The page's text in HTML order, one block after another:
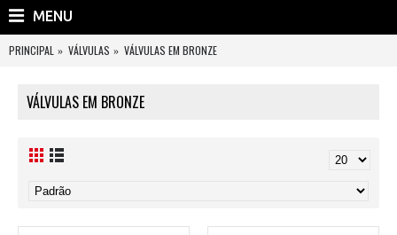
MENU
PRINCIPAL VÁLVULAS VÁLVULAS EM BRONZE
VÁLVULAS EM BRONZE